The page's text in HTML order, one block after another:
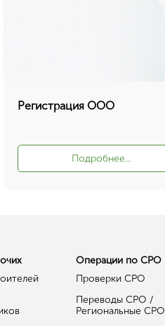
Регистрация ООО
Подробнее...
Операции по СРО
Проверки СРО
Переводы СРО /
Региональные СРО